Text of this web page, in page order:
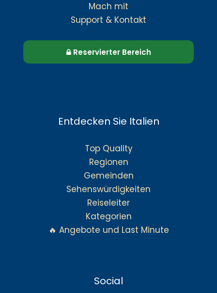
Mach mit
Support & Kontakt
Reservierter Bereich
Entdecken Sie Italien
Top Quality
Regionen
Gemeinden
Sehenswürdigkeiten
Reiseleiter
Kategorien
🔥 Angebote und Last Minute
Social